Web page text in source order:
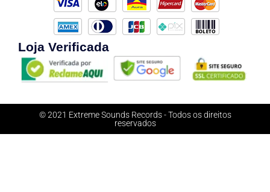
Loja Verificada
© 2021 Extreme Sounds Records - Todos os direitos
reservados